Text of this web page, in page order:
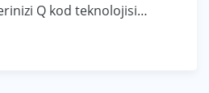
Q kod teknolojisi…